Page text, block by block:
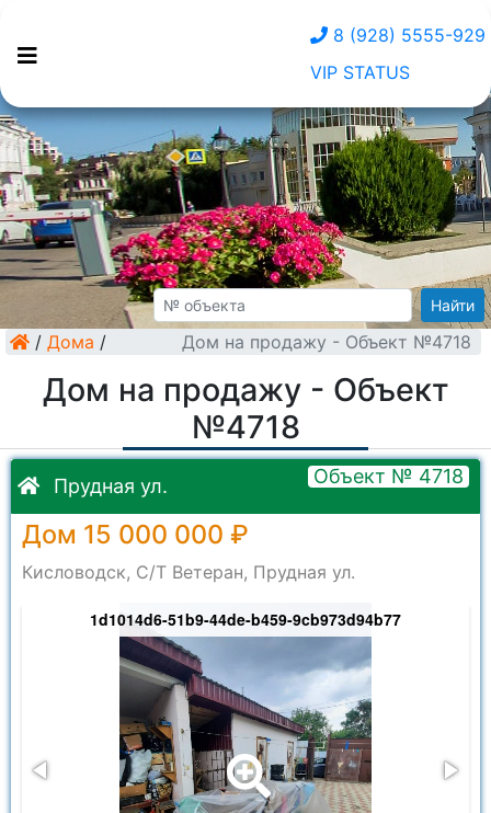
8 (928) 5555-929
VIP STATUS
Найти
/ Дома / Дом на продажу - Объект №4718
Дом на продажу - Объект
№4718
Прудная ул. Объект № 4718
Дом 15 000 000 ₽
Кисловодск, С/Т Ветеран, Прудная ул.
1d1014d6-51b9-44de-b459-9cb973d94b77